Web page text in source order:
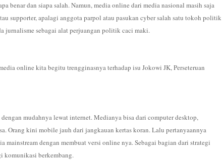
benar dan siapa salah. Namun, media online dari media nasional masih saja
supporter, apalagi anggota parpol atau pasukan cyber salah satu tokoh politik
jurnalisme sebagai alat perjuangan politik caci maki.
online kita begitu trengginasnya terhadap isu Jokowi JK, Perseteruan
mudahnya lewat internet. Medianya bisa dari computer desktop,
Orang kini mobile jauh dari jangkauan kertas koran. Lalu pertanyaannya
mainstream dengan membuat versi online nya. Sebagai bagian dari strategi
komunikasi berkembang.